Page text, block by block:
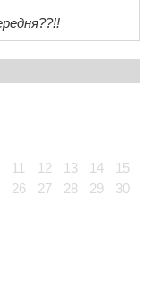
11 12 13 14
15
26 27 28 29
30